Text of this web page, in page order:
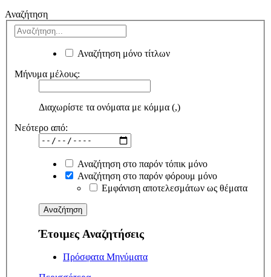
Αναζήτηση
Αναζήτηση μόνο τίτλων
Μήνυμα μέλους:
Διαχωρίστε τα ονόματα με κόμμα (,)
Νεότερο από:
Αναζήτηση στο παρόν τόπικ μόνο
Αναζήτηση στο παρόν φόρουμ μόνο
Εμφάνιση αποτελεσμάτων ως θέματα
Έτοιμες Αναζητήσεις
Πρόσφατα Μηνύματα